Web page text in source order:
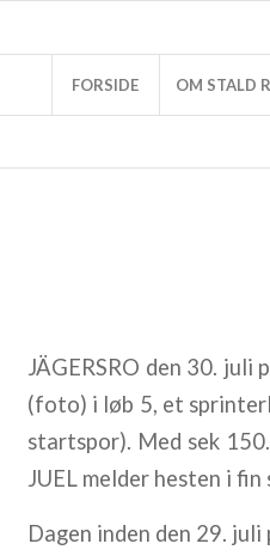
FORSIDE OM STALD
JÄGERSRO den 30. juli
(foto) i løb 5, et
startspor). Med sek
JUEL melder hesten i
Dagen inden den 29.